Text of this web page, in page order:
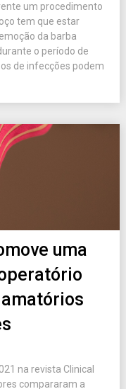
um procedimento
tem que estar
da barba
o período de
de infecções podem
uma
na revista Clinical
compararam a